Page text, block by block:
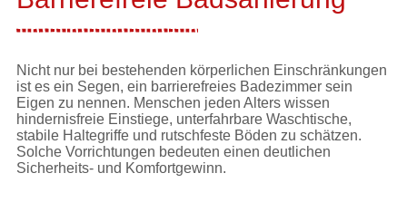
Nicht nur bei bestehenden körperlichen Einschränkungen
ist es ein Segen, ein barrierefreies Badezimmer sein
Eigen zu nennen. Menschen jeden Alters wissen
hindernisfreie Einstiege, unterfahrbare Waschtische,
stabile Haltegriffe und rutschfeste Böden zu schätzen.
Solche Vorrichtungen bedeuten einen deutlichen
Sicherheits- und Komfortgewinn.